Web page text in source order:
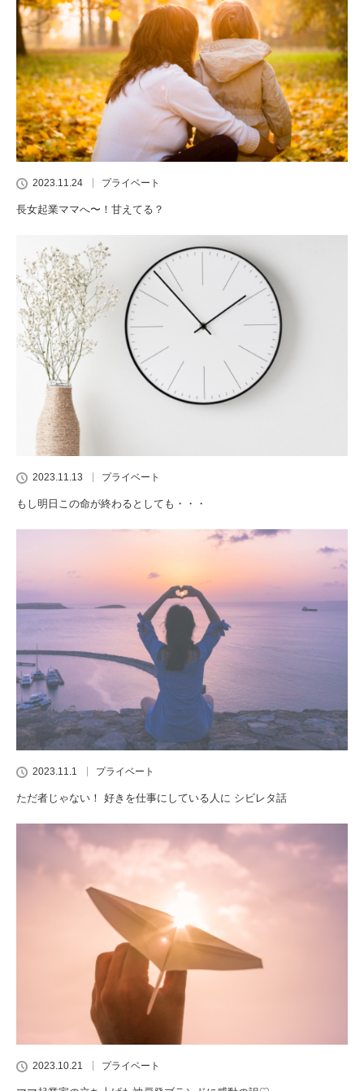
2023.11.24 プライベート
長女起業ママへ〜！甘えてる？
2023.11.13 プライベート
もし明日この命が終わるとしても・・・
2023.11.1 プライベート
ただ者じゃない！ 好きを仕事にしている人に シビレタ話
2023.10.21 プライベート